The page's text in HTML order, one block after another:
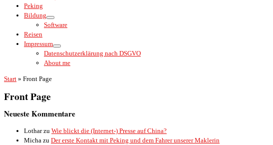
Peking
Bildung
Software
Reisen
Impressum
Datenschutzerklärung nach DSGVO
About me
Start » Front Page
Front Page
Neueste Kommentare
Lotharzu Wie blickt die (Internet-) Presse auf China?
Micha zu Der erste Kontakt mit Peking und dem Fahrer unserer Maklerin